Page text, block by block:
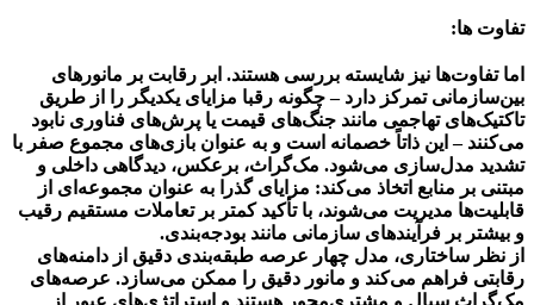
تفاوت ها:
اما تفاوت‌ها نیز شایسته بررسی هستند. ابر رقابت بر مانورهای
بین‌سازمانی تمرکز دارد – چگونه رقبا مزایای یکدیگر را از طریق
تاکتیک‌های تهاجمی مانند جنگ‌های قیمت یا پرش‌های فناوری نابود
می‌کنند – این ذاتاً خصمانه است و به عنوان بازی‌های مجموع صفر با
تشدید مدل‌سازی می‌شود. مک‌گراث، برعکس، دیدگاهی داخلی و
مبتنی بر منابع اتخاذ می‌کند: مزایای گذرا به عنوان مجموعه‌ای از
قابلیت‌ها مدیریت می‌شوند، با تأکید کمتر بر تعاملات مستقیم رقیب
و بیشتر بر فرآیندهای سازمانی مانند بودجه‌بندی.
از نظر ساختاری، مدل چهار عرصه طبقه‌بندی دقیق از دامنه‌های
رقابتی فراهم می‌کند و مانور دقیق را ممکن می‌سازد. عرصه‌های
مک‌گراث سیال و مشتری‌محور هستند و استراتژی‌های عبور از